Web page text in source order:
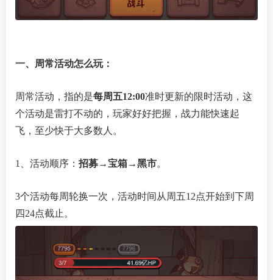
一、周常活动怎么玩：
周常活动，指的是每周五12:00准时更新的限时活动，这
个活动是雷打不动的，玩家好好把握，战力能快速起
飞，至少快于大多数人。
1、活动顺序： 招募→宝箱→黑市。
3个活动每周轮换一次，活动时间从周五12点开始到下周
四24点截止。